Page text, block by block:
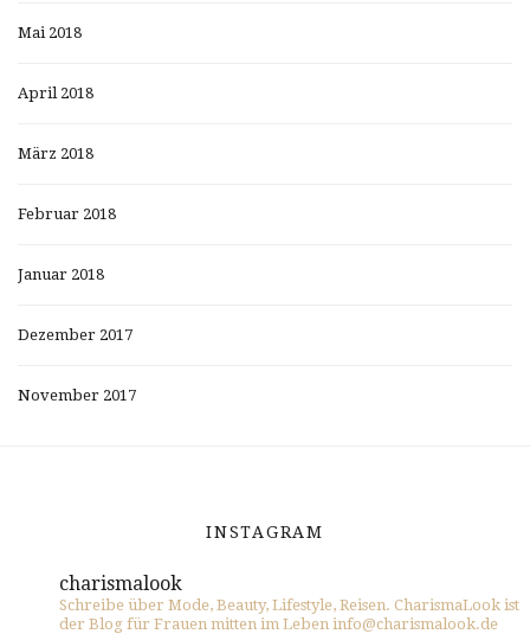
Mai 2018
April 2018
März 2018
Februar 2018
Januar 2018
Dezember 2017
November 2017
INSTAGRAM
charismalook
Schreibe über Mode, Beauty, Lifestyle, Reisen. CharismaLook ist
der Blog für Frauen mitten im Leben info@charismalook.de